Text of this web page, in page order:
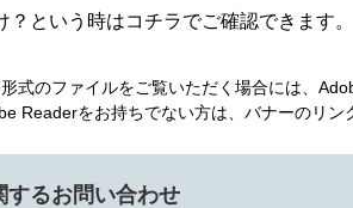
という時はコチラでご確認できます。
式のファイルをご覧いただく場合には、
Readerをお持ちでない方は、バナーのリン
するお問い合わせ